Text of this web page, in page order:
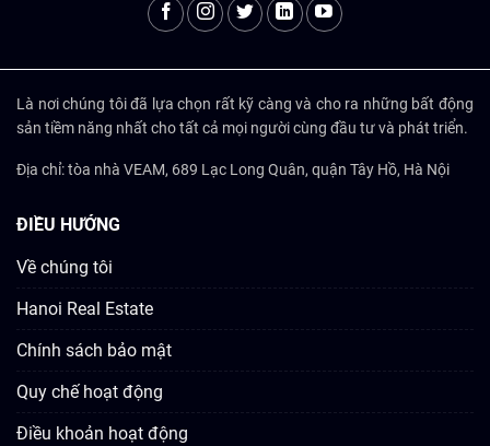
Là nơi chúng tôi đã lựa chọn rất kỹ càng và cho ra những bất động
sản tiềm năng nhất cho tất cả mọi người cùng đầu tư và phát triển.
Địa chỉ: tòa nhà VEAM, 689 Lạc Long Quân, quận Tây Hồ, Hà Nội
ĐIỀU HƯỚNG
Về chúng tôi
Hanoi Real Estate
Chính sách bảo mật
Quy chế hoạt động
Điều khoản hoạt động